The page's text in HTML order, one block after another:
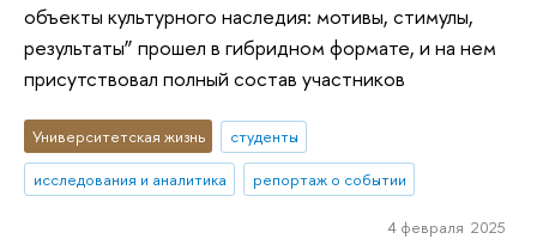
объекты культурного наследия: мотивы, стимулы,
результаты” прошел в гибридном формате, и на нем
присутствовал полный состав участников
Университетская жизнь
студенты
исследования и аналитика
репортаж о событии
4 февраля 2025